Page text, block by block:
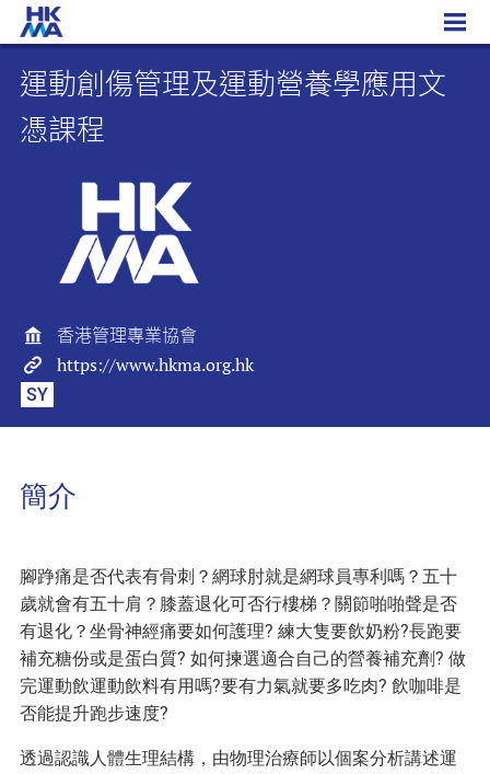
運動創傷管理及運動營養學應用文憑課程
運動創傷管理及運動營養學應用文
憑課程
香港管理專業協會
https://www.hkma.org.hk
SY
簡介
腳踭痛是否代表有骨刺？網球肘就是網球員專利嗎？五十
歲就會有五十肩？膝蓋退化可否行樓梯？關節啪啪聲是否
有退化？坐骨神經痛要如何護理? 練大隻要飲奶粉?長跑要
補充糖份或是蛋白質? 如何揀選適合自己的營養補充劑? 做
完運動飲運動飲料有用嗎?要有力氣就要多吃肉? 飲咖啡是
否能提升跑步速度?
透過認識人體生理結構，由物理治療師以個案分析講述運